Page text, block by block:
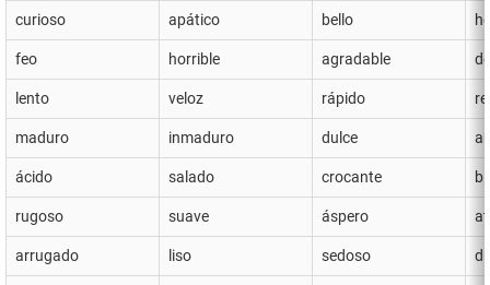
curioso apático bello
feo horrible agradable
lento veloz rápido
maduro inmaduro dulce
ácido salado crocante
rugoso suave áspero
arrugado liso sedoso